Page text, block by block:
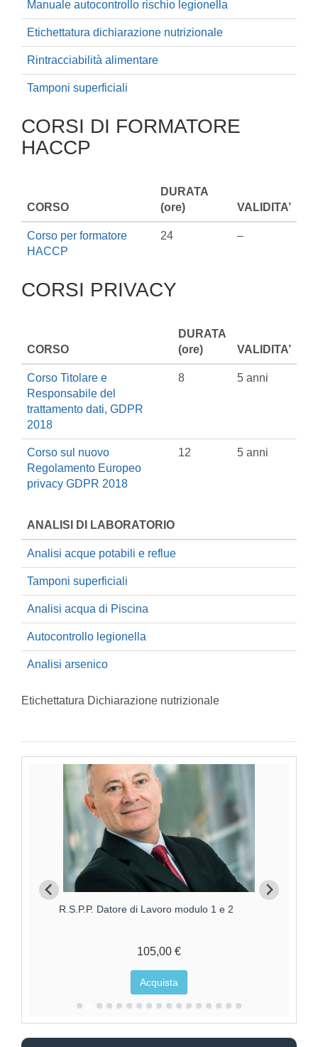
Manuale autocontrollo rischio legionella
Etichettatura dichiarazione nutrizionale
Rintracciabilità alimentare
Tamponi superficiali
CORSI DI FORMATORE
HACCP
CORSO
DURATA
(ore)
VALIDITA’
Corso per formatore
HACCP
24 –
CORSI PRIVACY
CORSO
DURATA
(ore)
VALIDITA’
Corso Titolare e
Responsabile del
trattamento dati, GDPR
2018
8 5 anni
Corso sul nuovo
Regolamento Europeo
privacy GDPR 2018
12 5 anni
ANALISI DI LABORATORIO
Analisi acque potabili e reflue
Tamponi superficiali
Analisi acqua di Piscina
Autocontrollo legionella
Analisi arsenico
Etichettatura Dichiarazione nutrizionale
Aggiornamento RSPP Datore di Lavoro - Rischio
170,00 €
Acquista